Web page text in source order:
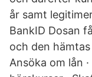
år samt
BankID Dosan
och den
Ansöka om lån